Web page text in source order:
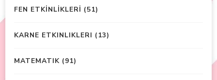
FEN ETKİNLİKLERİ (51)
KARNE ETKINLIKLERI (13)
MATEMATIK (91)